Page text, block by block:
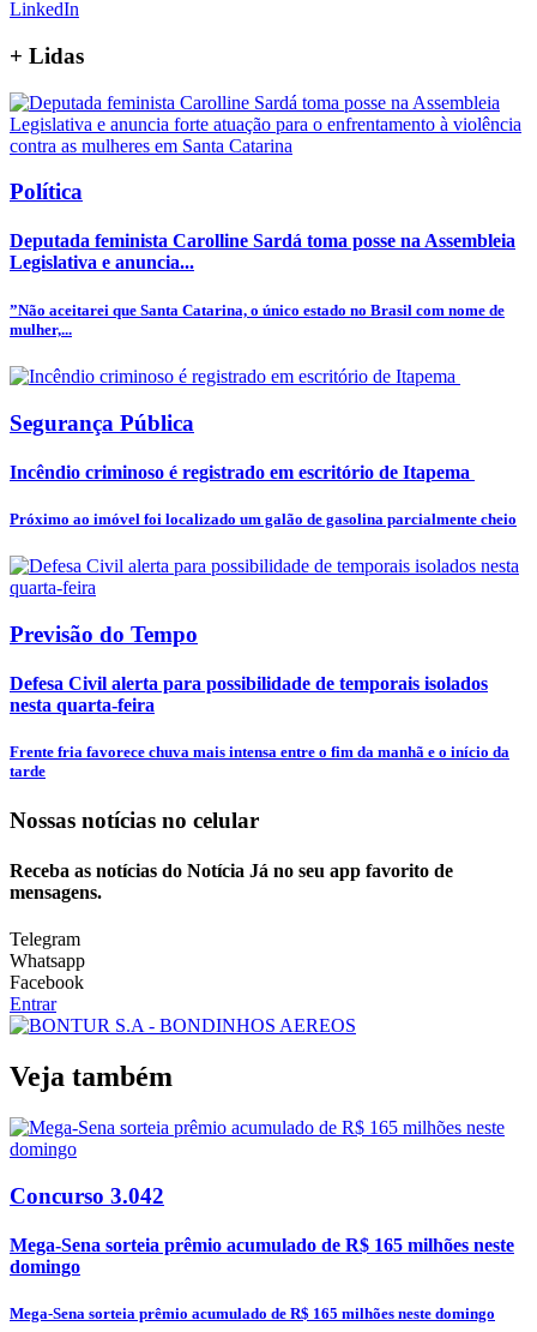
LinkedIn
+ Lidas
Política
Deputada feminista Carolline Sardá toma posse na Assembleia
Legislativa e anuncia...
”Não aceitarei que Santa Catarina, o único estado no Brasil com nome de
mulher,...
Segurança Pública
Incêndio criminoso é registrado em escritório de Itapema
Próximo ao imóvel foi localizado um galão de gasolina parcialmente cheio
Previsão do Tempo
Defesa Civil alerta para possibilidade de temporais isolados
nesta quarta-feira
Frente fria favorece chuva mais intensa entre o fim da manhã e o início da
tarde
Nossas notícias no celular
Receba as notícias do Notícia Já no seu app favorito de
mensagens.
Telegram
Whatsapp
Facebook
Entrar
Veja também
Concurso 3.042
Mega-Sena sorteia prêmio acumulado de R$ 165 milhões neste
domingo
Mega-Sena sorteia prêmio acumulado de R$ 165 milhões neste domingo